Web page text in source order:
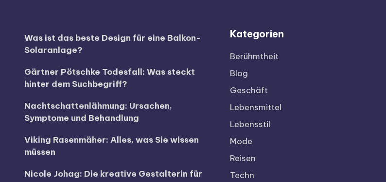
Was ist das beste Design für eine Balkon-
Solaranlage?
Gärtner Pötschke Todesfall: Was steckt
hinter dem Suchbegriff?
Nachtschattenlähmung: Ursachen,
Symptome und Behandlung
Viking Rasenmäher: Alles, was Sie wissen
müssen
Nicole Johag: Die kreative Gestalterin für
Kategorien
Berühmtheit
Blog
Geschäft
Lebensmittel
Lebensstil
Mode
Reisen
Techn